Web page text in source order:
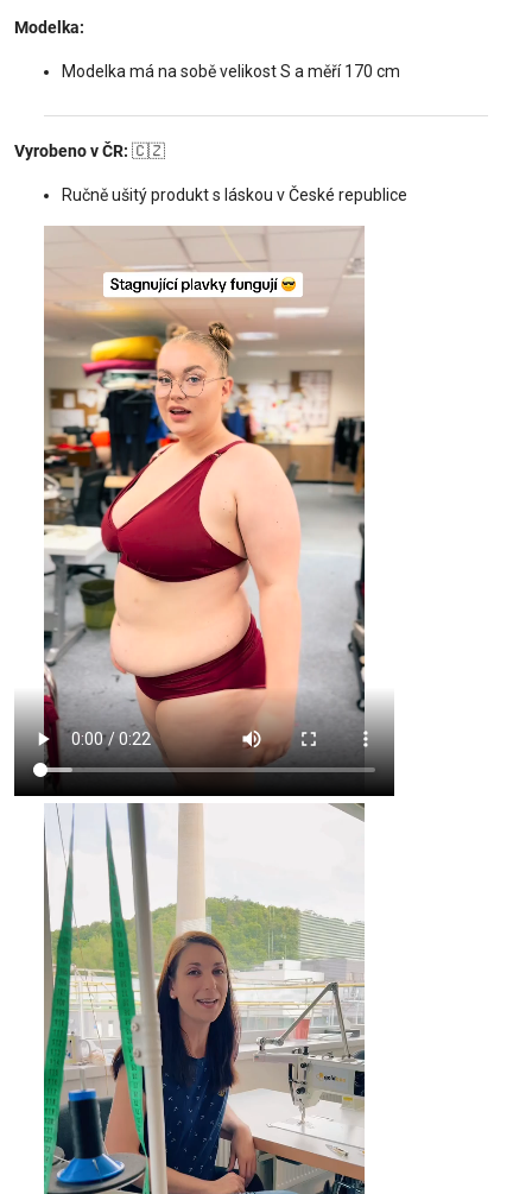
Modelka:
Modelka má na sobě velikost S a měří 170 cm
Vyrobeno v ČR: 🇨🇿
Ručně ušitý produkt s láskou v České republice